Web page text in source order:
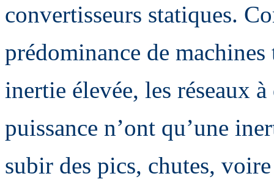
convertisseurs statiques.
prédominance de
inertie élevée, les réseaux
puissance n’ont qu’une
subir des pics, chutes,